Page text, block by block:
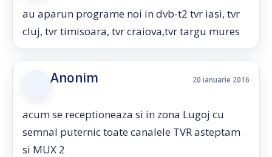
au aparun programe noi in dvb-t2 tvr iasi, tvr
cluj, tvr timisoara, tvr craiova,tvr targu mures
Anonim 20 ianuarie 2016
acum se receptioneaza si in zona Lugoj cu
semnal puternic toate canalele TVR asteptam
si MUX 2